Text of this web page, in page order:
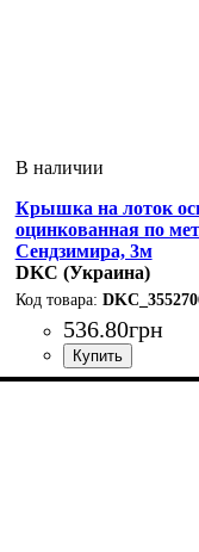
Крышка на лоток
оцинкованная по
Сендзимира, 3м
DKC (Украина)
536.80грн
Устройство:
Тип устройства:
Покрытие: метод
Ширина, мм: 500
Длина, мм: 3000
Толщина стали, мм: